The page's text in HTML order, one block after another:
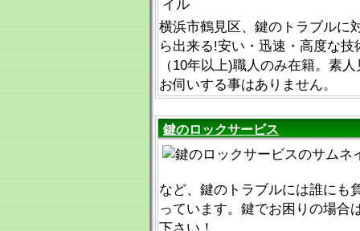
横浜市鶴見区、鍵のトラブルに
ら出来る!安い・迅速・高度な
（10年以上)職人のみ在籍。素
お伺いする事はありません。
鍵のロックサービス
など、鍵のトラブルには誰にも
っています。鍵でお困りの場合